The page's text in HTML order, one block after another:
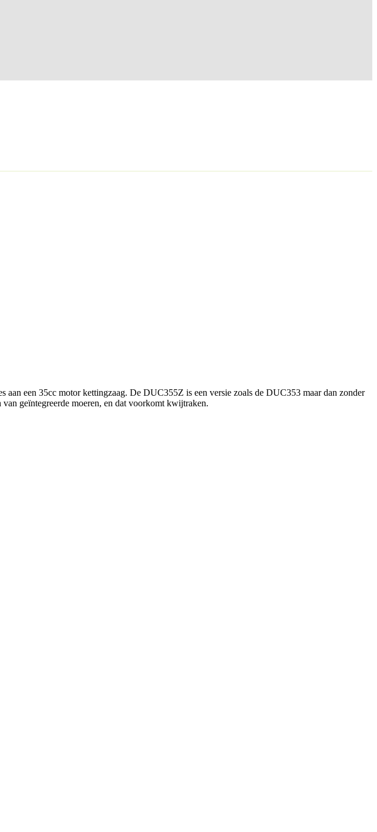
een 35cc motor kettingzaag. De DUC355Z is een versie zoals de DUC353 maar dan zonder
geïntegreerde moeren, en dat voorkomt kwijtraken.